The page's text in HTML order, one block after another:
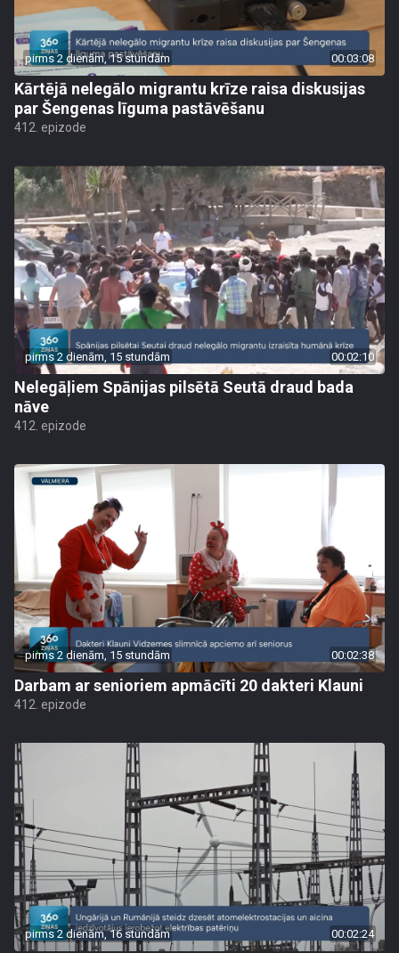
pirms 2 dienām, 15 stundām 00:03:08
Kārtējā nelegālo migrantu krīze raisa diskusijas
par Šengenas līguma pastāvēšanu
412. epizode
pirms 2 dienām, 15 stundām 00:02:10
Nelegāļiem Spānijas pilsētā Seutā draud bada
nāve
412. epizode
pirms 2 dienām, 15 stundām 00:02:38
Darbam ar senioriem apmācīti 20 dakteri Klauni
412. epizode
pirms 2 dienām, 16 stundām 00:02:24